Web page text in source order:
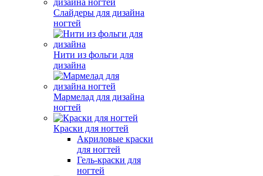
Слайдеры для дизайна
ногтей
Нити из фольги для
дизайна
Мармелад для дизайна
ногтей
Краски для ногтей
Акриловые краски
для ногтей
Гель-краски для
ногтей